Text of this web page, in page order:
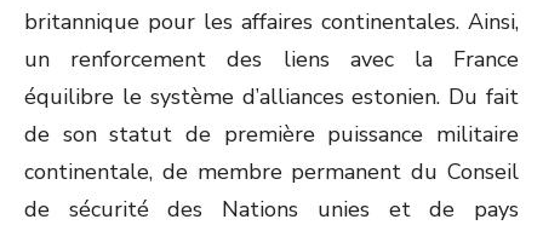
britannique pour les affaires continentales. Ainsi,
un renforcement des liens avec la France
équilibre le système d’alliances estonien. Du fait
de son statut de première puissance militaire
continentale, de membre permanent du Conseil
de sécurité des Nations unies et de pays